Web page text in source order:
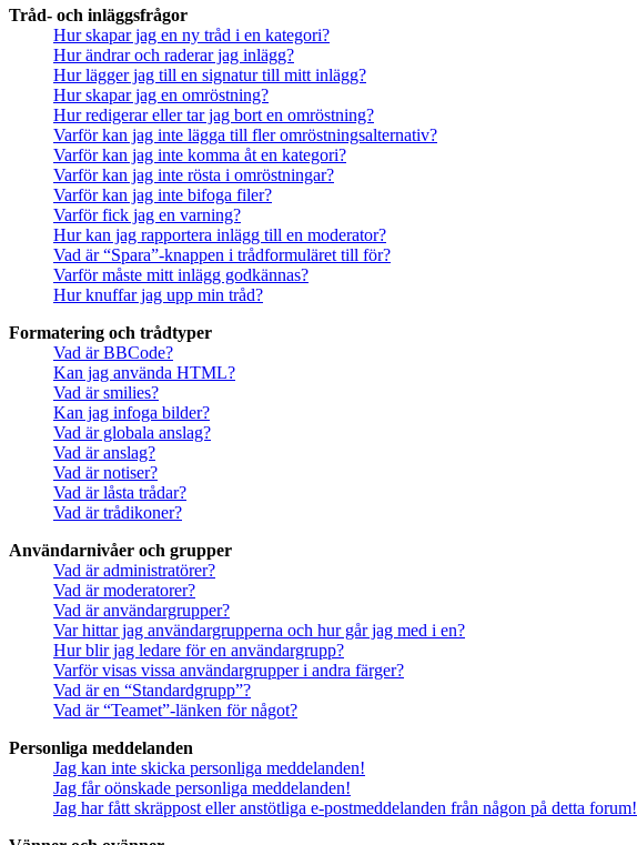
Tråd- och inläggsfrågor
Hur skapar jag en ny tråd i en kategori?
Hur ändrar och raderar jag inlägg?
Hur lägger jag till en signatur till mitt inlägg?
Hur skapar jag en omröstning?
Hur redigerar eller tar jag bort en omröstning?
Varför kan jag inte lägga till fler omröstningsalternativ?
Varför kan jag inte komma åt en kategori?
Varför kan jag inte rösta i omröstningar?
Varför kan jag inte bifoga filer?
Varför fick jag en varning?
Hur kan jag rapportera inlägg till en moderator?
Vad är “Spara”-knappen i trådformuläret till för?
Varför måste mitt inlägg godkännas?
Hur knuffar jag upp min tråd?
Formatering och trådtyper
Vad är BBCode?
Kan jag använda HTML?
Vad är smilies?
Kan jag infoga bilder?
Vad är globala anslag?
Vad är anslag?
Vad är notiser?
Vad är låsta trådar?
Vad är trådikoner?
Användarnivåer och grupper
Vad är administratörer?
Vad är moderatorer?
Vad är användargrupper?
Var hittar jag användargrupperna och hur går jag med i en?
Hur blir jag ledare för en användargrupp?
Varför visas vissa användargrupper i andra färger?
Vad är en “Standardgrupp”?
Vad är “Teamet”-länken för något?
Personliga meddelanden
Jag kan inte skicka personliga meddelanden!
Jag får oönskade personliga meddelanden!
Jag har fått skräppost eller anstötliga e-postmeddelanden från någon på detta forum!